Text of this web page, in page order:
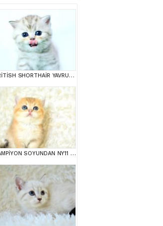
BRİTİSH SHORTHAİR YAVRUMUZ
ŞAMPİYON SOYUNDAN NY11 GOLDEN BRİTİSH SHORTHAİR